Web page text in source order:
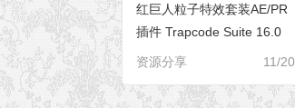
红巨人粒子特效套装AE/PR
插件 Trapcode Suite 16.0
Win/Mac
资源分享 11/20